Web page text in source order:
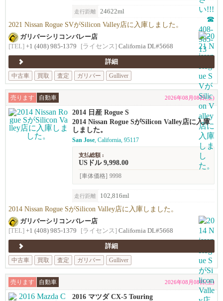
走行距離 24622ml
2021 Nissan Rogue SVがSilicon Valley店に入庫しました。
ガリバーシリコンバレー店
[TEL] +1 (408) 985-1379 [ライセンス] California DL#5668
詳細
中古車
買取 査定 ガリバー Gulliver
売ります 自動車 2026年08月08日(土)
2014 日産 Rogue S
2014 Nissan Rogue SがSilicon Valley店に入庫
しました。
San Jose, California, 95117
支払総額 :
USドル 9,998.00
[車体価格] 9998
走行距離 102,816ml
2014 Nissan Rogue SがSilicon Valley店に入庫しました。
ガリバーシリコンバレー店
[TEL] +1 (408) 985-1379 [ライセンス] California DL#5668
詳細
中古車
買取 査定 ガリバー Gulliver
売ります 自動車 2026年08月08日(土)
2016 マツダ CX-5 Touring